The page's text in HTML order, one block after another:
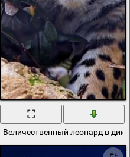
Величественный леопард в